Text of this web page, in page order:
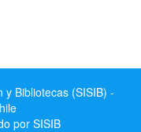
y Bibliotecas (SISIB) -
por SISIB